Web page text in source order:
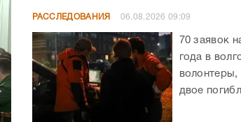
РАССЛЕДОВАНИЯ 06.08.202609:09
70 заявок
года в
двое